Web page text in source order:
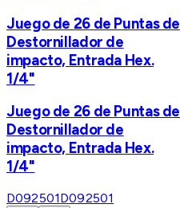
Juego de 26 de Puntas de
Destornillador de
impacto, Entrada Hex.
1/4"
Juego de 26 de Puntas de
Destornillador de
impacto, Entrada Hex.
1/4"
D092501D092501